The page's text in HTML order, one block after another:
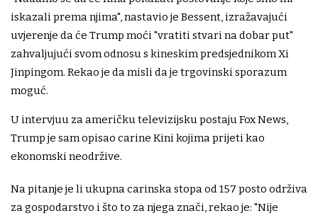
iskazali prema njima", nastavio je Bessent, izražavajući
uvjerenje da će Trump moći "vratiti stvari na dobar put"
zahvaljujući svom odnosu s kineskim predsjednikom Xi
Jinpingom. Rekao je da misli da je trgovinski sporazum
moguć.
U intervjuu za američku televizijsku postaju Fox News,
Trump je sam opisao carine Kini kojima prijeti kao
ekonomski neodržive.
Na pitanje je li ukupna carinska stopa od 157 posto održiva
za gospodarstvo i što to za njega znači, rekao je: "Nije